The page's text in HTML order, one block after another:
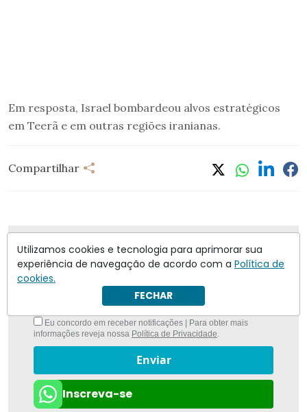
Em resposta, Israel bombardeou alvos estratégicos
em Teerã e em outras regiões iranianas.
Compartilhar
Nunca foi tão fácil ficar bem informado com
Antagonista
Eu concordo em receber notificações | Para obter mais
informações reveja nossa Política de Privacidade
Enviar
Inscreva-se
Utilizamos cookies e tecnologia para aprimorar sua
experiência de navegação de acordo com a Política de
cookies.
FECHAR